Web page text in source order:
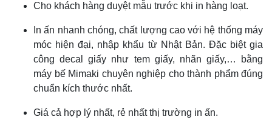
Cho khách hàng duyệt mẫu trước khi in hàng loạt.
In ấn nhanh chóng, chất lượng cao với hệ thống máy
móc hiện đại, nhập khẩu từ Nhật Bản. Đặc biệt gia
công decal giấy như tem giấy, nhãn giấy,… bằng
máy bế Mimaki chuyên nghiệp cho thành phẩm đúng
chuẩn kích thước nhất.
Giá cả hợp lý nhất, rẻ nhất thị trường in ấn.